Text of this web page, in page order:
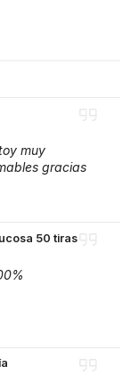
muy
gracias
50 tiras